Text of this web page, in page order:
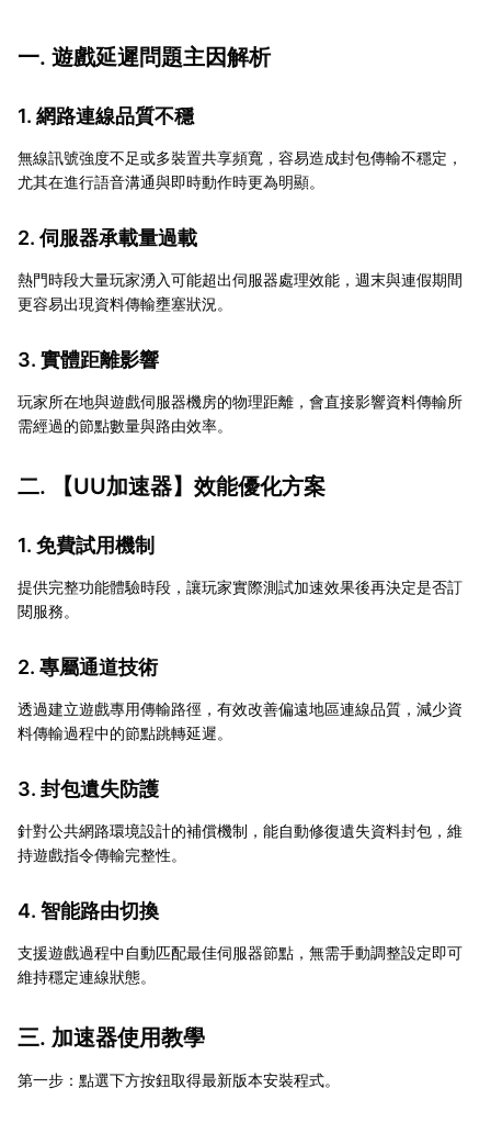
一. 遊戲延遲問題主因解析
1. 網路連線品質不穩
無線訊號強度不足或多裝置共享頻寬，容易造成封包傳輸不穩定，
尤其在進行語音溝通與即時動作時更為明顯。
2. 伺服器承載量過載
熱門時段大量玩家湧入可能超出伺服器處理效能，週末與連假期間
更容易出現資料傳輸壅塞狀況。
3. 實體距離影響
玩家所在地與遊戲伺服器機房的物理距離，會直接影響資料傳輸所
需經過的節點數量與路由效率。
二. 【UU加速器】效能優化方案
1. 免費試用機制
提供完整功能體驗時段，讓玩家實際測試加速效果後再決定是否訂
閱服務。
2. 專屬通道技術
透過建立遊戲專用傳輸路徑，有效改善偏遠地區連線品質，減少資
料傳輸過程中的節點跳轉延遲。
3. 封包遺失防護
針對公共網路環境設計的補償機制，能自動修復遺失資料封包，維
持遊戲指令傳輸完整性。
4. 智能路由切換
支援遊戲過程中自動匹配最佳伺服器節點，無需手動調整設定即可
維持穩定連線狀態。
三. 加速器使用教學
第一步：點選下方按鈕取得最新版本安裝程式。